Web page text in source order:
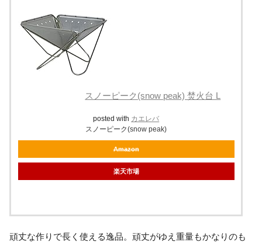
スノーピーク(snow peak) 焚火台 L
posted with カエレバ
スノーピーク(snow peak)
Amazon
楽天市場
頑丈な作りで長く使える逸品。頑丈がゆえ重量もかなりのも